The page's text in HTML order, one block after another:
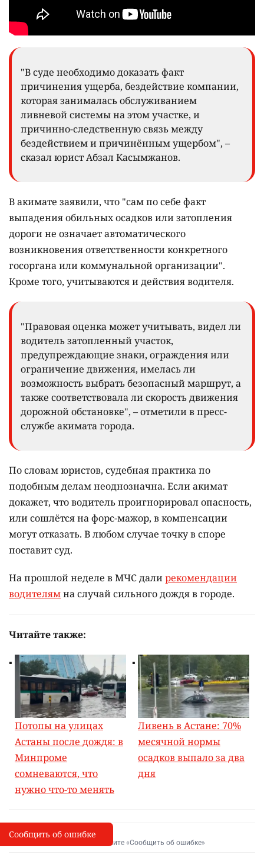
"В суде необходимо доказать факт
причинения ущерба, бездействие компании,
которая занималась обслуживанием
ливневой системы на этом участке, и
причинно-следственную связь между
бездействием и причинённым ущербом", –
сказал юрист Абзал Касымжанов.
В акимате заявили, что "сам по себе факт
выпадения обильных осадков или затопления
дороги не означает автоматического
возникновения ответственности конкретного
госоргана или коммунальной организации".
Кроме того, учитываются и действия водителя.
"Правовая оценка может учитывать, видел ли
водитель затопленный участок,
предупреждающие знаки, ограждения или
ограничение движения, имелась ли
возможность выбрать безопасный маршрут, а
также соответствовала ли скорость движения
дорожной обстановке", – отметили в пресс-
службе акимата города.
По словам юристов, судебная практика по
подобным делам неоднозначна. Если акимат
докажет, что водитель проигнорировал опасность,
или сошлётся на форс-мажор, в компенсации
могут отказать. В любом случае точку в споре
поставит суд.
На прошлой неделе в МЧС далирекомендации
водителямна случай сильного дождя в городе.
Читайте также:
Потопы на улицах
Астаны после дождя: в
Минпроме
сомневаются, что
нужно что-то менять
Ливень в Астане: 70%
месячной нормы
осадков выпало за два
дня
I
Сообщить об опечатке
Выделите фрагмент и нажмите «Сообщить об ошибке»
Сообщить об ошибке